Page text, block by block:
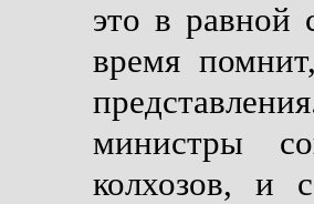
это в равной
время
министры
колхозов, и